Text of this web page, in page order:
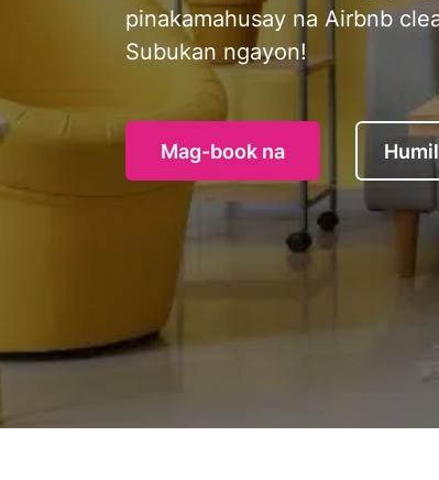
pinakamahusay na Airbnb
Subukan ngayon!
Mag-book na